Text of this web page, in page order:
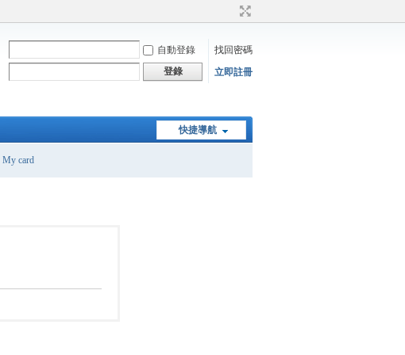
自動登錄
找回密碼
登錄 立即註冊
快捷導航
My card